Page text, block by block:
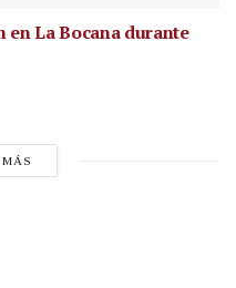
La Bocana durante